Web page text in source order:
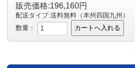
販売価格:196,160円
配送タイプ:送料無料（本州四国九州）
数量：
カートへ入れる